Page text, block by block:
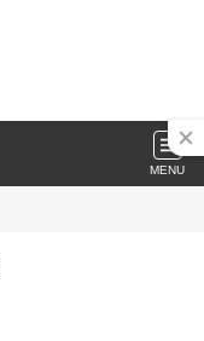
MENU